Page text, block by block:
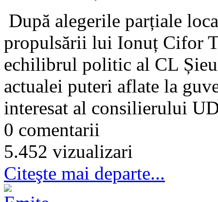
După alegerile parțiale
propulsării lui Ionuț Cifor
echilibrul politic al CL
actualei puteri aflate la
interesat al consilierului
0 comentarii
5.452 vizualizari
Citeşte mai departe...